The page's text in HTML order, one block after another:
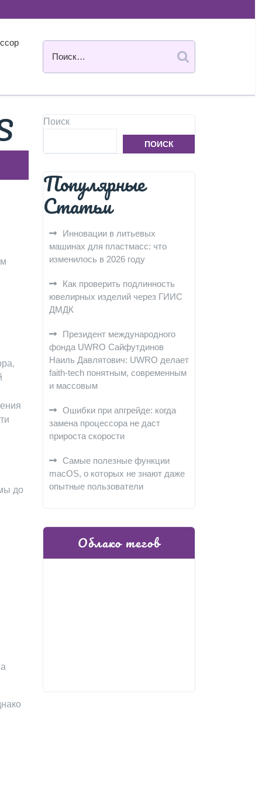
до
Поиск
ПОИСК
Популярные
Статьи
Инновации в литьевых
машинах для пластмасс: что
изменилось в 2026 году
Как проверить подлинность
ювелирных изделий через ГИИС
ДМДК
Президент международного
фонда UWRO Сайфутдинов
Наиль Давлятович: UWRO делает
faith-tech понятным, современным
и массовым
Ошибки при апгрейде: когда
замена процессора не даст
прироста скорости
Самые полезные функции
macOS, о которых не знают даже
опытные пользователи
Облако тегов